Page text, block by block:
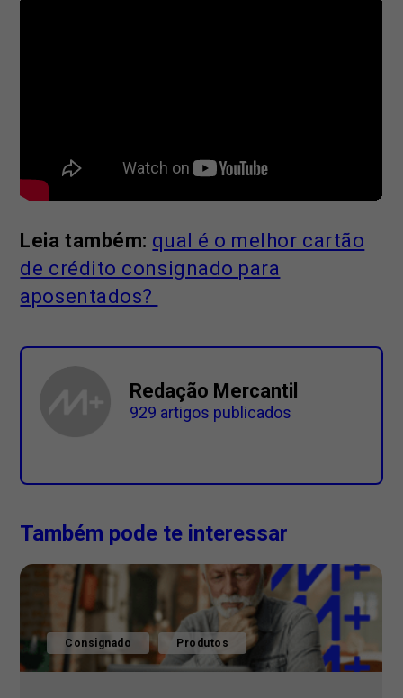
Leia também: qual é o melhor cartão
de crédito consignado para
aposentados?
Redação Mercantil
929 artigos publicados
Também pode te interessar
Consignado Produtos